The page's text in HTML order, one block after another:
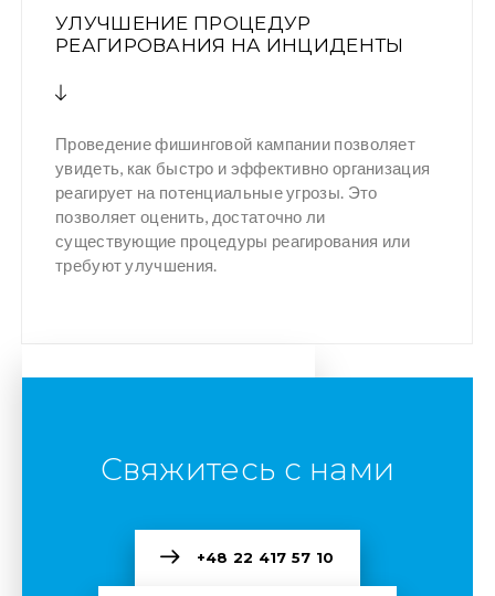
УЛУЧШЕНИЕ ПРОЦЕДУР
РЕАГИРОВАНИЯ НА ИНЦИДЕНТЫ
Проведение фишинговой кампании позволяет
увидеть, как быстро и эффективно организация
реагирует на потенциальные угрозы. Это
позволяет оценить, достаточно ли
существующие процедуры реагирования или
требуют улучшения.
Свяжитесь с нами
+48 22 417 57 10